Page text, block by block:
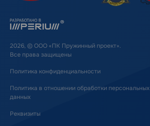
2026, © ООО «ПК Пружинный проект».
Все права защищены
Политика конфиденциальности
Политика в отношении обработки персональных
данных
Реквизиты